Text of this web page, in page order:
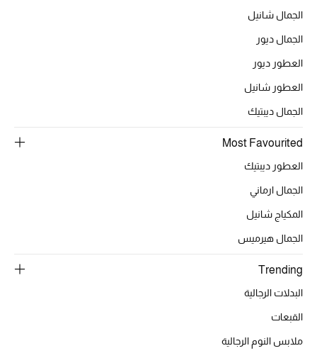
المجوهرات
نسوقوا أحدث ما وصلنا
عرض جميع المنتجات
خصومات
ما وصلنا حديثاً
الموسم الجديد
ركن أناقة المنتجعات
الجمال شانيل
الجمال ديور
العطور ديور
العطور شانيل
الجمال ديبتيك
Most Favourited
العطور ديبتيك
الجمال ارماني
المكياج شانيل
الجمال هيرميس
Trending
البدلات الرجالية
القبعات
ملابس النوم الرجالية